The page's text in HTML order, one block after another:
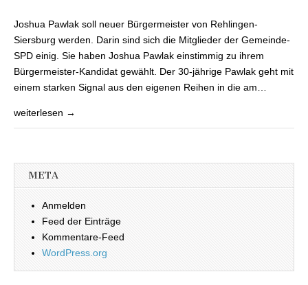
Kandidat der SPD
Rehlingen-Siersburg
Joshua Pawlak soll neuer Bürgermeister von Rehlingen-
Siersburg werden. Darin sind sich die Mitglieder der Gemeinde-
SPD einig. Sie haben Joshua Pawlak einstimmig zu ihrem
Bürgermeister-Kandidat gewählt. Der 30-jährige Pawlak geht mit
einem starken Signal aus den eigenen Reihen in die am…
weiterlesen →
META
Anmelden
Feed der Einträge
Kommentare-Feed
WordPress.org